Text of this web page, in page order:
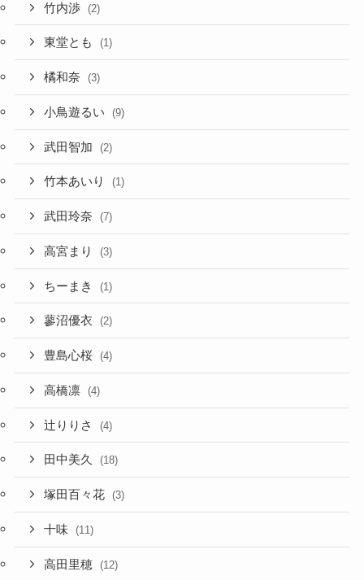
竹内渉 (2)
東堂とも (1)
橘和奈 (3)
小鳥遊るい (9)
武田智加 (2)
竹本あいり (1)
武田玲奈 (7)
高宮まり (3)
ちーまき (1)
蓼沼優衣 (2)
豊島心桜 (4)
高橋凛 (4)
辻りりさ (4)
田中美久 (18)
塚田百々花 (3)
十味 (11)
高田里穂 (12)